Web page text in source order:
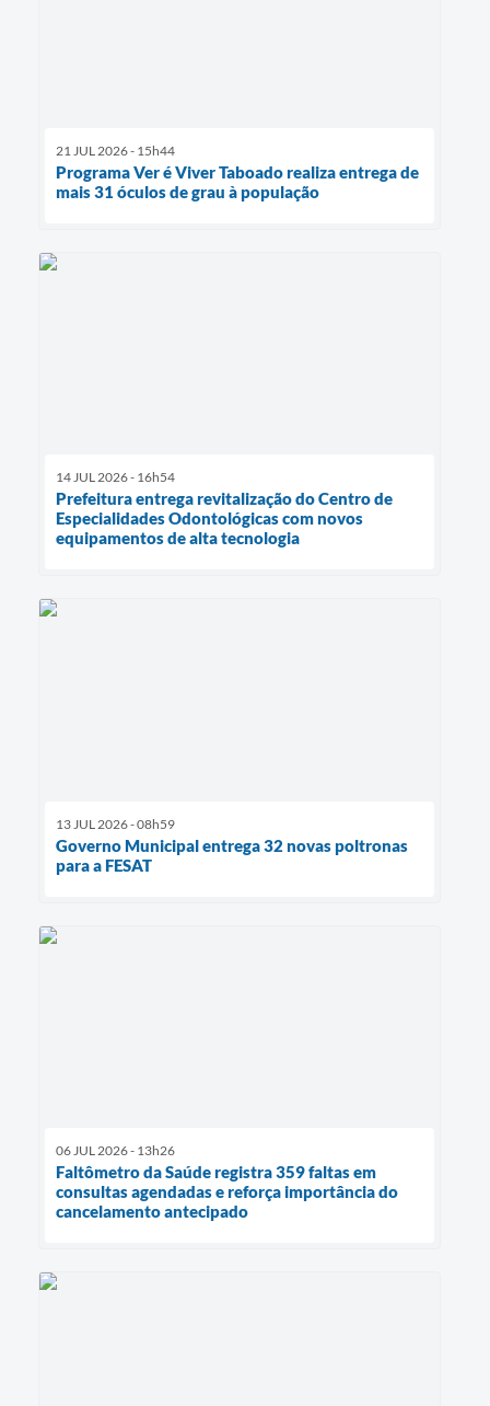
21 JUL 2026 - 15h44
Programa Ver é Viver Taboado realiza entrega de
mais 31 óculos de grau à população
14 JUL 2026 - 16h54
Prefeitura entrega revitalização do Centro de
Especialidades Odontológicas com novos
equipamentos de alta tecnologia
13 JUL 2026 - 08h59
Governo Municipal entrega 32 novas poltronas
para a FESAT
06 JUL 2026 - 13h26
Faltômetro da Saúde registra 359 faltas em
consultas agendadas e reforça importância do
cancelamento antecipado